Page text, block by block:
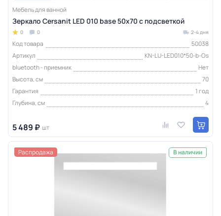
Мебель для ванной
Зеркало Cersanit LED 010 base 50x70 с подсветкой
0 0 2-4 дня
Код товара
50038
Артикул
KN-LU-LED010*50-b-Os
bluetooth - приемник
Нет
Высота, см
70
Гарантия
1 год
Глубина, см
4
5 489 ₽ шт
Распродажа В наличии